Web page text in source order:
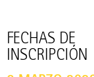
FECHAS DE
INSCRIPCIÓN